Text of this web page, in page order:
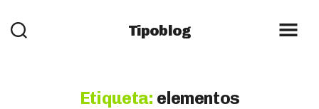
Tipoblog
Etiqueta: elementos